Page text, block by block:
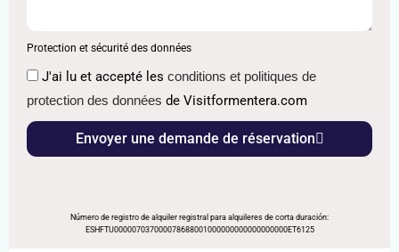
Protection et sécurité des données
J'ai lu et accepté les conditions et politiques de
protection des données de Visitformentera.com
Envoyer une demande de réservation
Número de registro de alquiler registral para alquileres de corta duración:
ESHFTU000007037000078688001000000000000000000ET6125